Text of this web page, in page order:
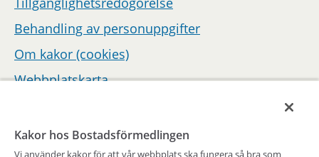
Behandling av personuppgifter
Om kakor (cookies)
Webbplatskarta
Kakor hos Bostadsförmedlingen
Vi använder kakor för att vår webbplats ska fungera så bra som